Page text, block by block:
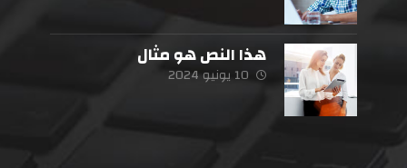
هذا النص هو مثال
10 يونيو 2024